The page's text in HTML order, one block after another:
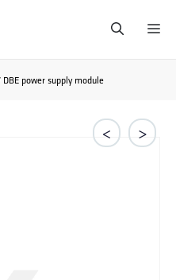
DBE power supply module
< >